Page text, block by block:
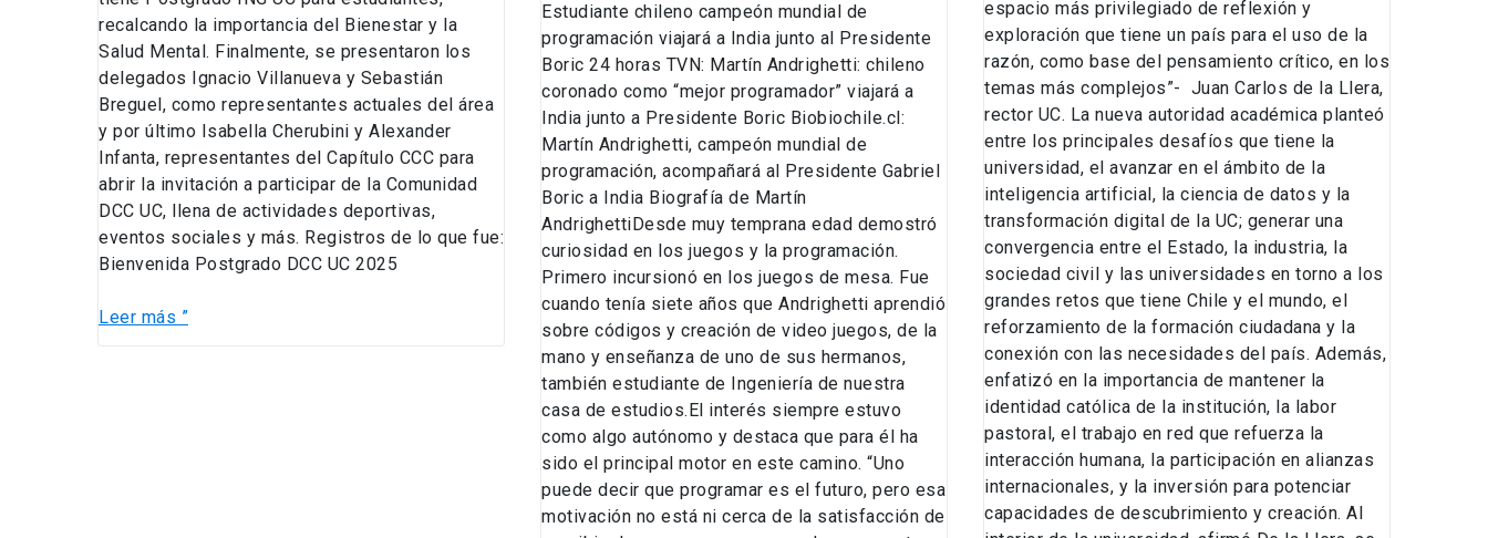
recalcando la importancia del Bienestar y la
Salud Mental. Finalmente, se presentaron los
delegados Ignacio Villanueva y Sebastián
Breguel, como representantes actuales del área
y por último Isabella Cherubini y Alexander
Infanta, representantes del Capítulo CCC para
abrir la invitación a participar de la Comunidad
DCC UC, llena de actividades deportivas,
eventos sociales y más. Registros de lo que fue:
Bienvenida Postgrado DCC UC 2025
Leer más ”
Estudiante chileno campeón mundial de
programación viajará a India junto al Presidente
Boric 24 horas TVN: Martín Andrighetti: chileno
coronado como “mejor programador” viajará a
India junto a Presidente Boric Biobiochile.cl:
Martín Andrighetti, campeón mundial de
programación, acompañará al Presidente Gabriel
Boric a India Biografía de Martín
AndrighettiDesde muy temprana edad demostró
curiosidad en los juegos y la programación.
Primero incursionó en los juegos de mesa. Fue
cuando tenía siete años que Andrighetti aprendió
sobre códigos y creación de video juegos, de la
mano y enseñanza de uno de sus hermanos,
también estudiante de Ingeniería de nuestra
casa de estudios.El interés siempre estuvo
como algo autónomo y destaca que para él ha
sido el principal motor en este camino. “Uno
puede decir que programar es el futuro, pero esa
motivación no está ni cerca de la satisfacción de
espacio más privilegiado de reflexión y
exploración que tiene un país para el uso de la
razón, como base del pensamiento crítico, en los
temas más complejos”- Juan Carlos de la Llera,
rector UC. La nueva autoridad académica planteó
entre los principales desafíos que tiene la
universidad, el avanzar en el ámbito de la
inteligencia artificial, la ciencia de datos y la
transformación digital de la UC; generar una
convergencia entre el Estado, la industria, la
sociedad civil y las universidades en torno a los
grandes retos que tiene Chile y el mundo, el
reforzamiento de la formación ciudadana y la
conexión con las necesidades del país. Además,
enfatizó en la importancia de mantener la
identidad católica de la institución, la labor
pastoral, el trabajo en red que refuerza la
interacción humana, la participación en alianzas
internacionales, y la inversión para potenciar
capacidades de descubrimiento y creación. Al